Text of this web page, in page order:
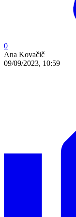
0
Ana Kovačič
09/09/2023, 10:59